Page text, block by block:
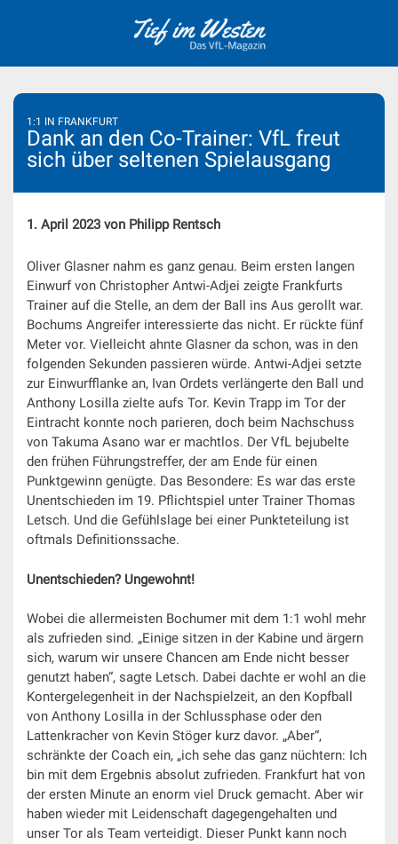
1:1 IN FRANKFURT
Dank an den Co-Trainer: VfL freut
sich über seltenen Spielausgang
1. April 2023 von Philipp Rentsch
Oliver Glasner nahm es ganz genau. Beim ersten langen
Einwurf von Christopher Antwi-Adjei zeigte Frankfurts
Trainer auf die Stelle, an dem der Ball ins Aus gerollt war.
Bochums Angreifer interessierte das nicht. Er rückte fünf
Meter vor. Vielleicht ahnte Glasner da schon, was in den
folgenden Sekunden passieren würde. Antwi-Adjei setzte
zur Einwurfflanke an, Ivan Ordets verlängerte den Ball und
Anthony Losilla zielte aufs Tor. Kevin Trapp im Tor der
Eintracht konnte noch parieren, doch beim Nachschuss
von Takuma Asano war er machtlos. Der VfL bejubelte
den frühen Führungstreffer, der am Ende für einen
Punktgewinn genügte. Das Besondere: Es war das erste
Unentschieden im 19. Pflichtspiel unter Trainer Thomas
Letsch. Und die Gefühlslage bei einer Punkteteilung ist
oftmals Definitionssache.
Unentschieden? Ungewohnt!
Wobei die allermeisten Bochumer mit dem 1:1 wohl mehr
als zufrieden sind. „Einige sitzen in der Kabine und ärgern
sich, warum wir unsere Chancen am Ende nicht besser
genutzt haben“, sagte Letsch. Dabei dachte er wohl an die
Kontergelegenheit in der Nachspielzeit, an den Kopfball
von Anthony Losilla in der Schlussphase oder den
Lattenkracher von Kevin Stöger kurz davor. „Aber“,
schränkte der Coach ein, „ich sehe das ganz nüchtern: Ich
bin mit dem Ergebnis absolut zufrieden. Frankfurt hat von
der ersten Minute an enorm viel Druck gemacht. Aber wir
haben wieder mit Leidenschaft dagegengehalten und
unser Tor als Team verteidigt. Dieser Punkt kann noch